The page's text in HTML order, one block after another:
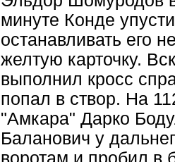
минуте Конде
останавливать его
желтую карточку.
выполнил кросс
попал в створ. На
"Амкара" Дарко
Баланович у
воротам и пробил в